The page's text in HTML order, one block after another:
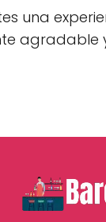
una
agradable